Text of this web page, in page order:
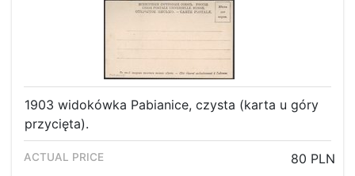
1903 widokówka Pabianice, czysta (karta u góry
przycięta).
80 PLN